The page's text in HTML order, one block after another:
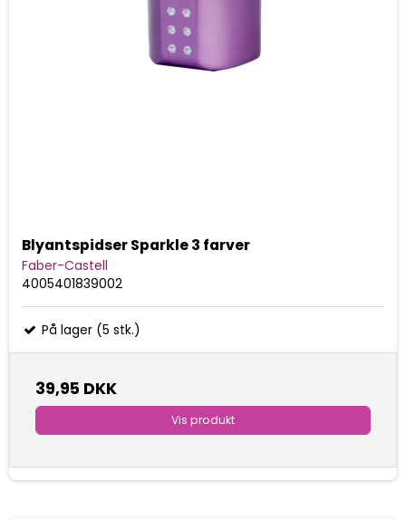
Blyantspidser Sparkle 3 farver
Faber-Castell
4005401839002
På lager (5 stk.)
39,95 DKK
Vis produkt